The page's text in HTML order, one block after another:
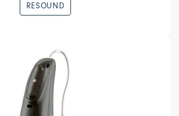
RESOUND